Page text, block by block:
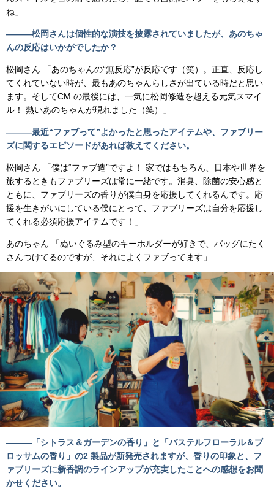
ね」
―――松岡さんは個性的な演技を披露されていましたが、あのちゃ
んの反応はいかがでしたか？
松岡さん 「あのちゃんの“無反応”が反応です（笑）。正直、反応し
てくれていない時が、最もあのちゃんらしさが出ている時だと思い
ます。そしてCM の最後には、一気に松岡修造を超える元気スマイ
ル！ 熱いあのちゃんが現れました（笑）」
―――最近“ファブって”よかったと思ったアイテムや、ファブリー
ズに関するエピソードがあれば教えてください。
松岡さん 「僕は“ファブ造”ですよ！ 家ではもちろん、日本や世界を
旅するときもファブリーズは常に一緒です。消臭、除菌の安心感と
ともに、ファブリーズの香りが僕自身を応援してくれるんです。応
援を生きがいにしている僕にとって、ファブリーズは自分を応援し
てくれる必須応援アイテムです！」
あのちゃん 「ぬいぐるみ型のキーホルダーが好きで、バッグにたく
さんつけてるのですが、それによくファブってます」
―――「シトラス＆ガーデンの香り」と「パステルフローラル＆ブ
ロッサムの香り」の2 製品が新発売されますが、香りの印象と、フ
ァブリーズに新香調のラインアップが充実したことへの感想をお聞
かせください。